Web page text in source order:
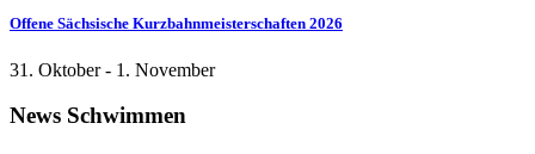
Offene Sächsische Kurzbahnmeisterschaften 2026
31. Oktober- 1. November
News Schwimmen